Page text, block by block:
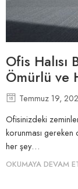
Ofis Halısı
Ömürlü ve
Temmuz 19,
Ofisinizdeki
korunması
her şey…
OKUMAYA DEVAM